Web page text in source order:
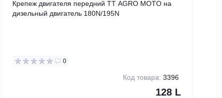
Крепеж двигателя передний TT AGRO MOTO на
дизельный двигатель 180N/195N
0
Код товара: 3396
128 L